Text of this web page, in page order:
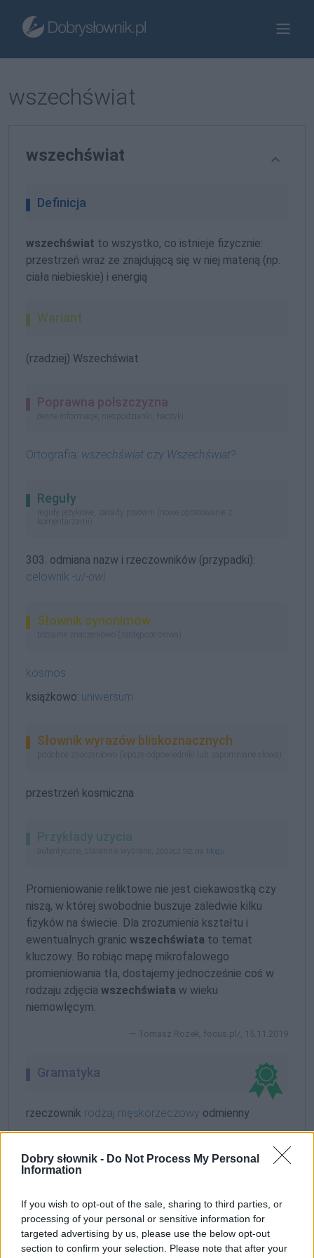
Dobry słownik - Do Not Process My Personal
Information
If you wish to opt-out of the sale, sharing to third parties, or
processing of your personal or sensitive information for
targeted advertising by us, please use the below opt-out
section to confirm your selection. Please note that after your
wszechświat
wszechświat
Definicja
wszechświat to wszystko, co istnieje fizycznie:
przestrzeń wraz ze znajdującą się w niej materią (np.
ciała niebieskie) i energią
Wariant
(rzadziej) Wszechświat
Poprawna polszczyzna
cenne informacje, niespodzianki, haczyki
Ortografia: wszechświat czy Wszechświat?
Reguły
reguły językowe, zasady pisowni (nowe opracowanie z
komentarzami)
303. odmiana nazw i rzeczowników (przypadki):
celownik -u/-owi
Słownik synonimów
tożsame znaczeniowo (zastępcze słowa)
kosmos
książkowo: uniwersum
Słownik wyrazów bliskoznacznych
podobne znaczeniowo (lepsze odpowiedniki lub zapomniane słowa)
przestrzeń kosmiczna
Przykłady użycia
autentyczne, starannie wybrane, zobacz też na blogu
Promieniowanie reliktowe nie jest ciekawostką czy
niszą, w której swobodnie buszuje zaledwie kilku
fizyków na świecie. Dla zrozumienia kształtu i
ewentualnych granic wszechświata to temat
kluczowy. Bo robiąc mapę mikrofalowego
promieniowania tła, dostajemy jednocześnie coś w
rodzaju zdjęcia wszechświata w wieku
niemowlęcym.
Tomasz Rożek, focus.pl/, 15.11.2019
Gramatyka
rzeczownik rodzaj męskorzeczowy odmienny
wszechświat; Wszechświat; wszechświata;
wszechświatem; Wszechświatem; wszechświatom;
wszechświatów; wszechświatowi; Wszechświatowi |
pokaż wszystkie formy